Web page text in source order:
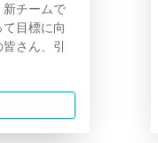
チームで
目標に向
さん、引